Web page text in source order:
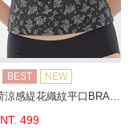
BEST NEW
A18.薄荷涼感緹花織紋平口BRA背心
NT. 499